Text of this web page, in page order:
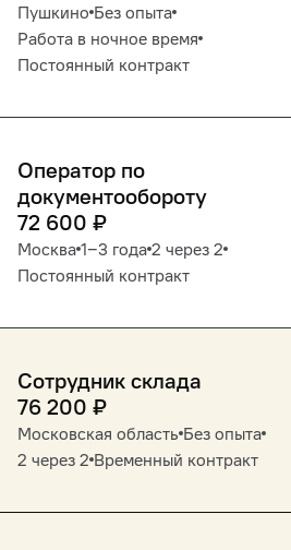
Пушкино Без опыта
Работа в ночное время
Постоянный контракт
Оператор по
документообороту
72 600 ₽
Москва 1‒3 года 2 через 2
Постоянный контракт
Сотрудник склада
76 200 ₽
Московская область Без опыта
2 через 2 Временный контракт